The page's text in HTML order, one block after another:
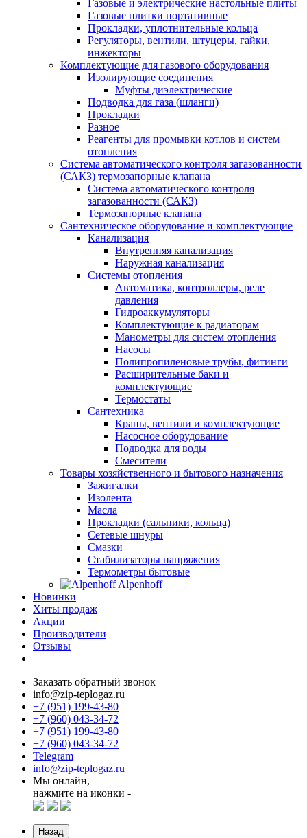
Газовые и электрические настольные плиты
Газовые плитки портативные
Прокладки, уплотнительные кольца
Регуляторы, вентили, штуцеры, гайки,
инжекторы
Комплектующие для газового оборудования
Изолирующие соединения
Муфты диэлектрические
Подводка для газа (шланги)
Прокладки
Разное
Реагенты для промывки котлов и систем
отопления
Система автоматического контроля загазованности
(САКЗ) термозапорные клапана
Система автоматического контроля
загазованности (САКЗ)
Термозапорные клапана
Сантехническое оборудование и комплектующие
Канализация
Внутренняя канализация
Наружная канализация
Системы отопления
Автоматика, контроллеры, реле
давления
Гидроаккумуляторы
Комплектующие к радиаторам
Манометры для систем отопления
Насосы
Полипропиленовые трубы, фитинги
Расширительные баки и
комплектующие
Термостаты
Сантехника
Краны, вентили и комплектующие
Насосное оборудование
Подводка для воды
Смесители
Товары хозяйственного и бытового назначения
Зажигалки
Изолента
Масла
Прокладки (сальники, кольца)
Сетевые шнуры
Смазки
Стабилизаторы напряжения
Термометры бытовые
Alpenhoff
Новинки
Хиты продаж
Акции
Производители
Отзывы
Заказать обратный звонок
info@zip-teplogaz.ru
+7 (951) 199-43-80
+7 (960) 043-34-72
+7 (951) 199-43-80
+7 (960) 043-34-72
Telegram
info@zip-teplogaz.ru
Мы онлайн,
нажмите на иконки -
Назад